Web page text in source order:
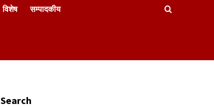
विशेष सम्पादकीय
Search